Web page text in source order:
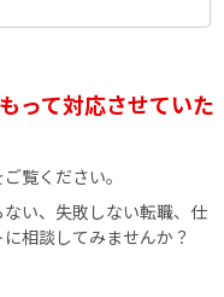
って対応させていた
覧ください。
い、失敗しない転職、仕
相談してみませんか？